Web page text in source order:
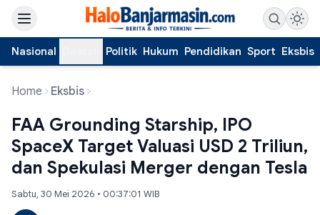
Nasional Politik Hukum Pendidikan Sport Eksbis
Home Eksbis
FAA Grounding Starship, IPO
SpaceX Target Valuasi USD 2 Triliun,
dan Spekulasi Merger dengan Tesla
Sabtu, 30 Mei 2026 • 00:37:01 WIB